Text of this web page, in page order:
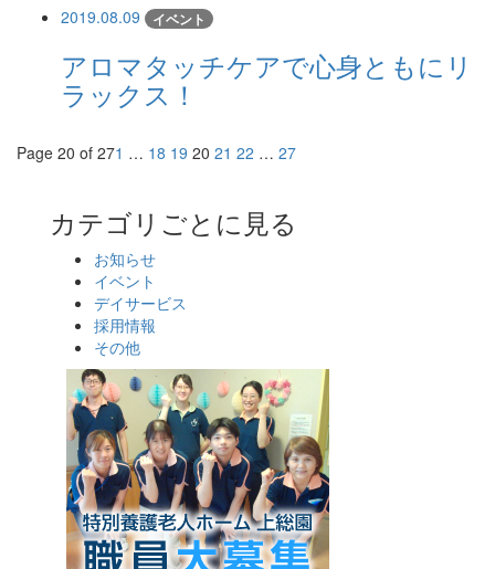
2019.08.09 イベント
アロマタッチケアで心身ともにリ
ラックス！
Page 20 of 271 … 18 19 20 21 22 … 27
カテゴリごとに見る
お知らせ
イベント
デイサービス
採用情報
その他